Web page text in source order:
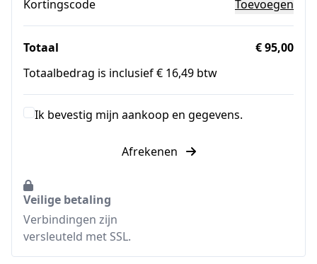
Kortingscode Toevoegen
Totaal
€ 95,00
Totaalbedrag is inclusief € 16,49 btw
Ik bevestig mijn aankoop en gegevens.
Afrekenen
Veilige betaling
Verbindingen zijn
versleuteld met SSL.